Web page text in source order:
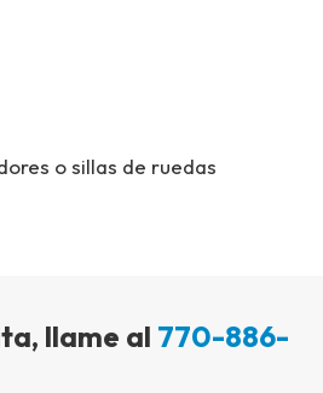
o sillas de ruedas
llame al 770-886-